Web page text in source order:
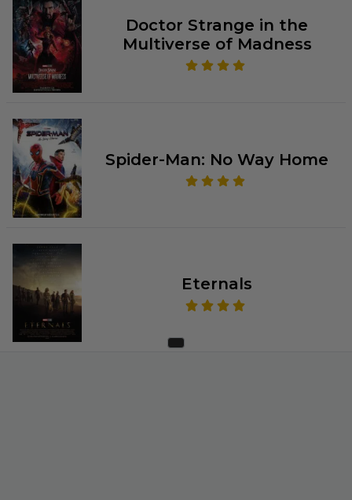
Doctor Strange in the
Multiverse of Madness
Spider-Man: No Way Home
Eternals